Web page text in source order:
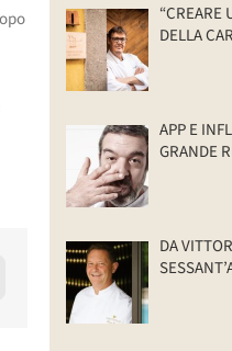
“CREARE
DELLA
APP E
GRANDE
DA